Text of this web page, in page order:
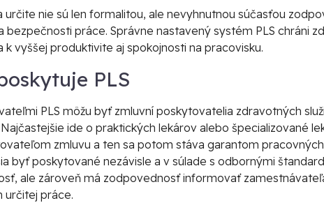
určite nie sú len formalitou, ale nevyhnutnou súčasťou
bezpečnosti práce. Správne nastavený systém PLS chráni
k vyššej produktivite aj spokojnosti na pracovisku.
PLS
PLS môžu byť zmluvní poskytovatelia zdravotných
ide o praktických lekárov alebo špecializované
zmluvu a ten sa potom stáva garantom
byť poskytované nezávisle a v súlade s odbornými
ale zároveň má zodpovednosť informovať
určitej práce.